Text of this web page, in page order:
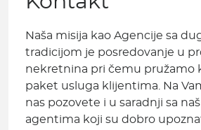
Naša misija kao Agencije sa
tradicijom je posredovanje u
nekretnina pri čemu pružamo
paket usluga klijentima. Na
nas pozovete i u saradnji sa
agentima koji su dobro